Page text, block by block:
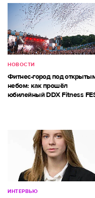
НОВОСТИ
Фитнес-город под
небом: как прошёл
юбилейный DDX Fitness
ИНТЕРВЬЮ